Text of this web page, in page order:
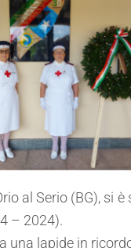
al Serio (BG),
– 2024).
una lapide in